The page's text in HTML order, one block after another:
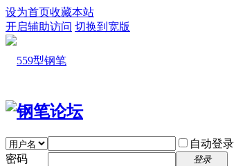
设为首页收藏本站
开启辅助访问 切换到宽版
自动登录
密码
登录